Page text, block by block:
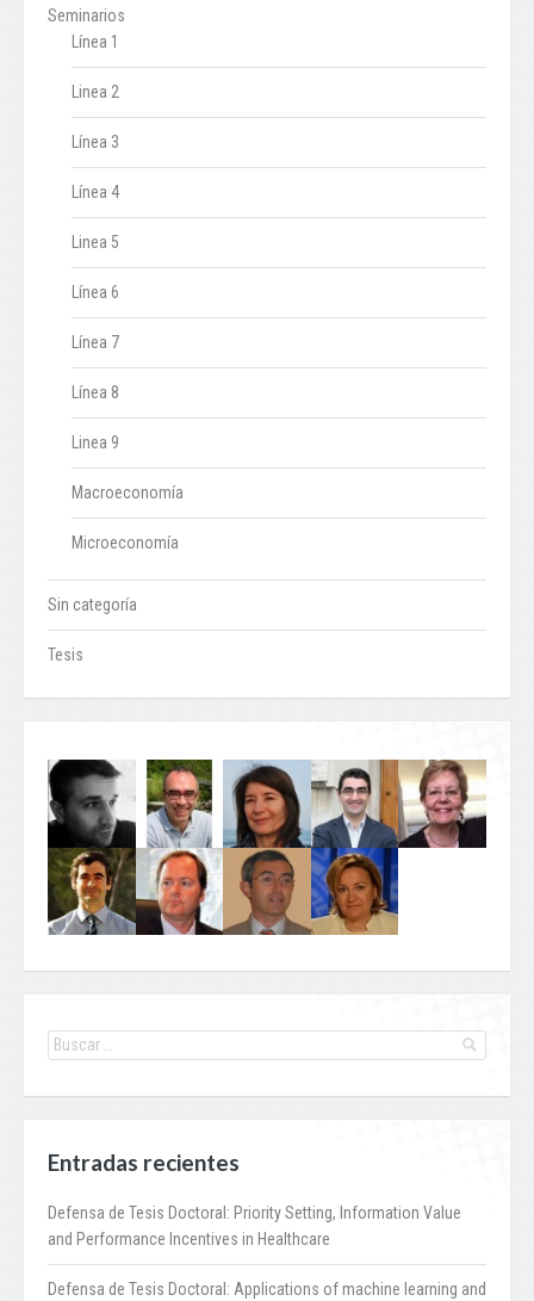
Seminarios
Línea 1
Linea 2
Línea 3
Línea 4
Linea 5
Línea 6
Línea 7
Línea 8
Linea 9
Macroeconomía
Microeconomía
Sin categoría
Tesis
Entradas recientes
Defensa de Tesis Doctoral: Priority Setting, Information Value
and Performance Incentives in Healthcare
Defensa de Tesis Doctoral: Applications of machine learning and